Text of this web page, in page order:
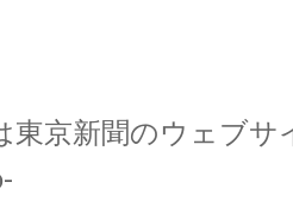
東京新聞のウェブサ